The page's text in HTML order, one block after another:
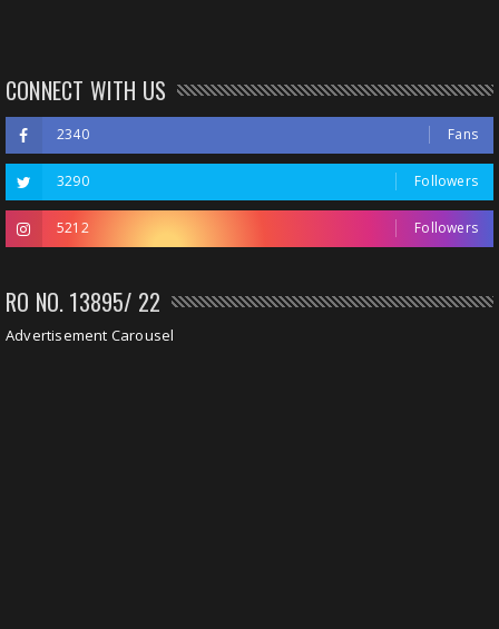
CONNECT WITH US
2340 Fans
3290 Followers
5212 Followers
RO NO. 13895/ 22
Advertisement Carousel